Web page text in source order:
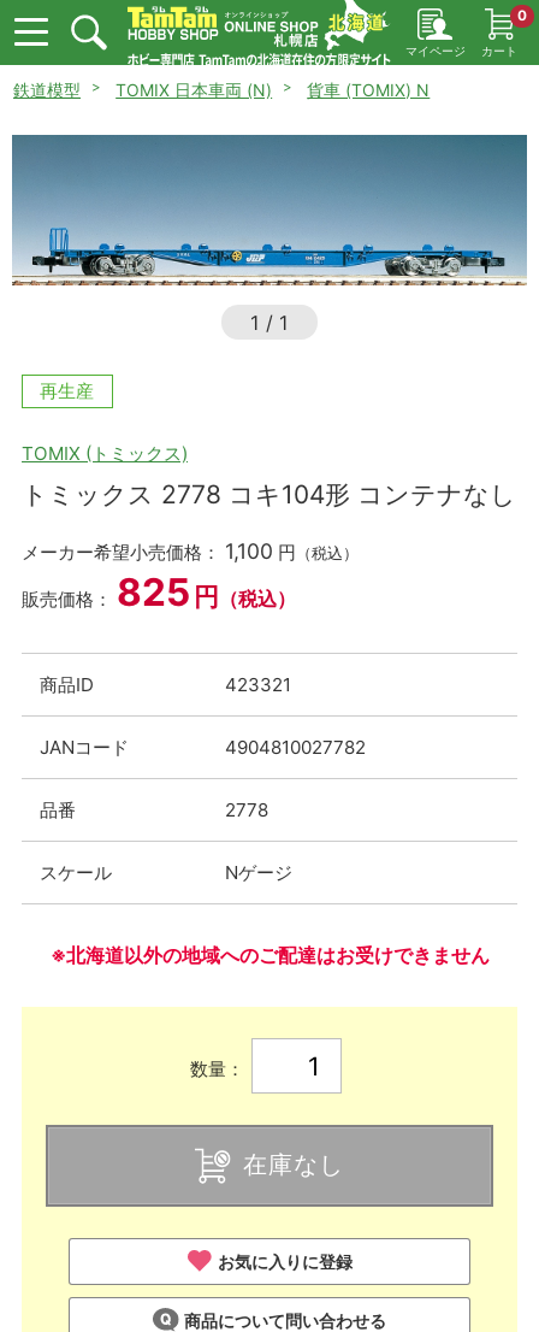
マイページ カート
0
鉄道模型 TOMIX 日本車両 (N) 貨車 (TOMIX) N
1 / 1
再生産
TOMIX (トミックス)
トミックス 2778 コキ104形 コンテナなし
メーカー希望小売価格： 1,100 円 （税込）
販売価格： 825 円 （税込）
商品ID 423321
JANコード 4904810027782
品番 2778
スケール Nゲージ
※北海道以外の地域へのご配達はお受けできません
数量：
在庫なし
お気に入りに登録
商品について問い合わせる